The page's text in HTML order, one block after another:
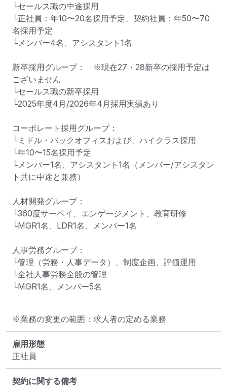
└セールス職の中途採用
└正社員：年10〜20名採用予定、契約社員：年50〜70
名採用予定
└メンバー4名、アシスタント1名
新卒採用グループ：　※現在27・28新卒の採用予定は
ございません
└セールス職の新卒採用
└2025年度4月/2026年4月採用実績あり
コーポレート採用グループ：
└ミドル・バックオフィスおよび、ハイクラス採用
└年10〜15名採用予定
└メンバー1名、アシスタント1名（メンバー/アシスタン
ト共に中途と兼務）
人材開発グループ：
└360度サーベイ、エンゲージメント、教育研修
└MGR1名、LDR1名、メンバー1名
人事労務グループ：
└管理（労務・人事データ）、制度企画、評価運用
└全社人事労務全般の管理
└MGR1名、メンバー5名
※業務の変更の範囲：求人者の定める業務
雇用形態
正社員
契約に関する備考